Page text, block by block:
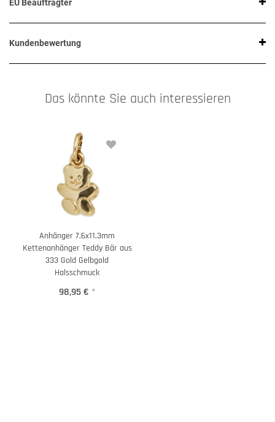
EU Beauftragter
Kundenbewertung
Das könnte Sie auch interessieren
Anhänger 7,6x11,3mm
Kettenanhänger Teddy Bär aus
333 Gold Gelbgold
Halsschmuck
98,95 € *